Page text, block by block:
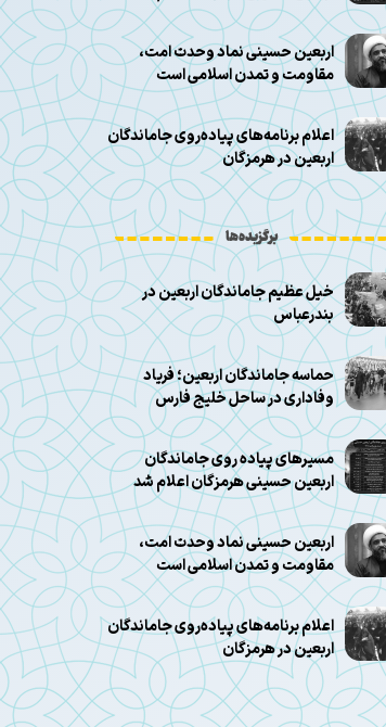
اربعین حسینی نماد وحدت امت،
مقاومت و تمدن اسلامی است
اعلام برنامه‌های پیاده‌روی جاماندگان
اربعین در هرمزگان
برگزیده‌ها
خیل عظیم جاماندگان اربعین در
بندرعباس
حماسه جاماندگان اربعین؛ فریاد
وفاداری در ساحل خلیج فارس
مسیرهای پیاده روی جاماندگان
اربعین حسینی هرمزگان اعلام شد
اربعین حسینی نماد وحدت امت،
مقاومت و تمدن اسلامی است
اعلام برنامه‌های پیاده‌روی جاماندگان
اربعین در هرمزگان